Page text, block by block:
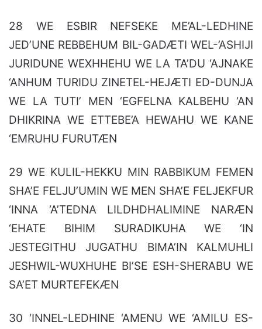
28 WE ESBIR NEFSEKE ME’AL-LEDHINE
JED’UNE REBBEHUM BIL-GADÆTI WEL-’ASHIJI
JURIDUNE WEXHHEHU WE LA TA’DU ‘AJNAKE
‘ANHUM TURIDU ZINETEL-HEJÆTI ED-DUNJA
WE LA TUTI’ MEN ‘EGFELNA KALBEHU ‘AN
DHIKRINA WE ETTEBE’A HEWAHU WE KANE
‘EMRUHU FURUTÆN
29 WE KULIL-HEKKU MIN RABBIKUM FEMEN
SHA’E FELJU’UMIN WE MEN SHA’E FELJEKFUR
‘INNA ‘A’TEDNA LILDHDHALIMINE NARÆN
‘EHATE BIHIM SURADIKUHA WE ‘IN
JESTEGITHU JUGATHU BIMA’IN KALMUHLI
JESHWIL-WUXHUHE BI’SE ESH-SHERABU WE
SA’ET MURTEFEKÆN
30 ‘INNEL-LEDHINE ‘AMENU WE ‘AMILU ES-